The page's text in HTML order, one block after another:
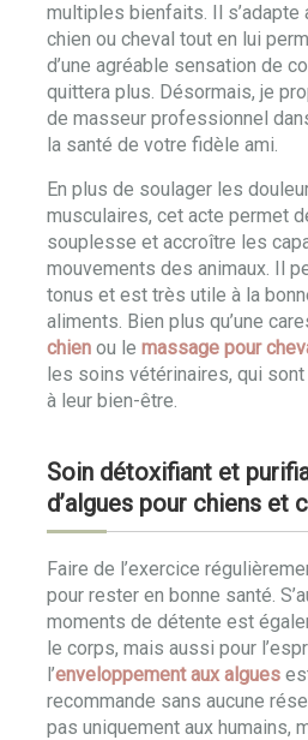
multiples bienfaits. Il s’adapte
chien ou cheval tout en lui
d’une agréable sensation de
quittera plus. Désormais, je
de masseur professionnel
la santé de votre fidèle ami.
En plus de soulager les
musculaires, cet acte permet
souplesse et accroître les
mouvements des animaux. Il
tonus et est très utile à la
aliments. Bien plus qu’une
chien ou le massage pour
les soins vétérinaires, qui
à leur bien-être.
Soin détoxifiant et
d’algues pour chiens et
Faire de l’exercice
pour rester en bonne santé.
moments de détente est
le corps, mais aussi pour
l’enveloppement aux algues
recommande sans aucune
pas uniquement aux humains,